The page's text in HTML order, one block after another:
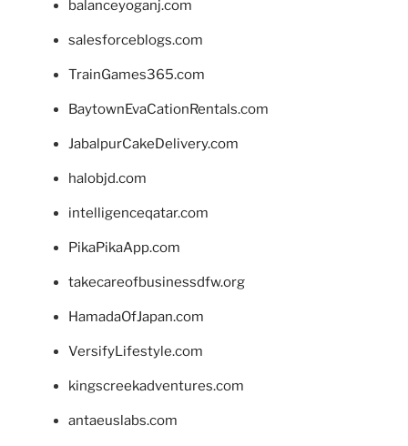
balanceyoganj.com
salesforceblogs.com
TrainGames365.com
BaytownEvaCationRentals.com
JabalpurCakeDelivery.com
halobjd.com
intelligenceqatar.com
PikaPikaApp.com
takecareofbusinessdfw.org
HamadaOfJapan.com
VersifyLifestyle.com
kingscreekadventures.com
antaeuslabs.com